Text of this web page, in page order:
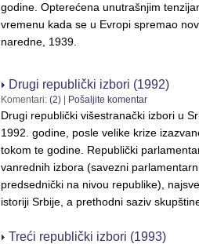
godine. Opterećena unutrašnjim
vremenu kada se u Evropi spremao
naredne, 1939.
Drugi republički izbori (1992)
Komentari: (2) Pošaljite komentar
Drugi republički višestranački izbori u
1992. godine, posle velike krize
tokom te godine. Republički
vanrednih izbora (savezni
predsednički na nivou republike),
istoriji Srbije, a prethodni saziv
Treći republički izbori (1993)